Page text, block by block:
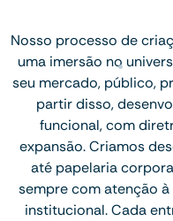
Nosso processo de
uma imersão no
seu mercado, público,
partir disso,
funcional, com
expansão. Criamos
até papelaria
sempre com atenção
institucional. Cada